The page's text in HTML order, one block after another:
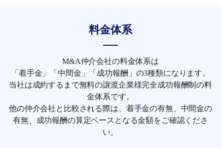
料金体系
M&A仲介会社の料金体系は
「着手金」「中間金」「成功報酬」の3種類になります。
当社は成約するまで無料の譲渡企業様完全成功報酬制の料
金体系です。
他の仲介会社と比較される際は、着手金の有無、中間金の
有無、成功報酬の算定ベースとなる金額をご確認くださ
い。